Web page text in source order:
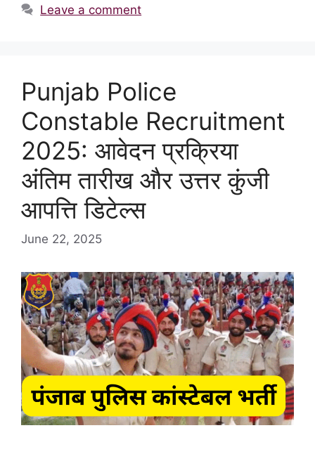
Leave a comment
Punjab Police
Constable Recruitment
2025: आवेदन प्रक्रिया
अंतिम तारीख और उत्तर कुंजी
आपत्ति डिटेल्स
June 22, 2025